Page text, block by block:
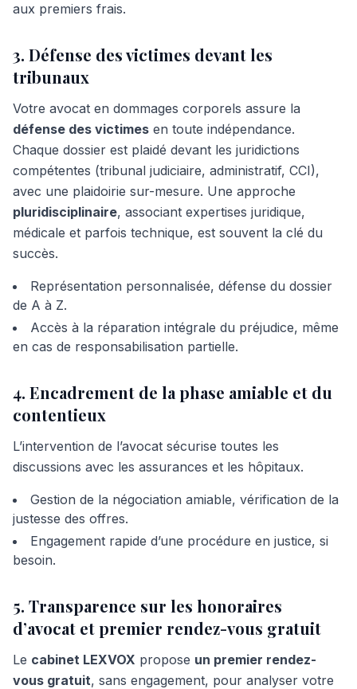
aux premiers frais.
3. Défense des victimes devant les
tribunaux
Votre avocat en dommages corporels assure la
défense des victimes en toute indépendance.
Chaque dossier est plaidé devant les juridictions
compétentes (tribunal judiciaire, administratif, CCI),
avec une plaidoirie sur-mesure. Une approche
pluridisciplinaire, associant expertises juridique,
médicale et parfois technique, est souvent la clé du
succès.
Représentation personnalisée, défense du dossier
de A à Z.
Accès à la réparation intégrale du préjudice, même
en cas de responsabilisation partielle.
4. Encadrement de la phase amiable et du
contentieux
L’intervention de l’avocat sécurise toutes les
discussions avec les assurances et les hôpitaux.
Gestion de la négociation amiable, vérification de la
justesse des offres.
Engagement rapide d’une procédure en justice, si
besoin.
5. Transparence sur les honoraires
d’avocat et premier rendez-vous gratuit
Le cabinet LEXVOX propose un premier rendez-
vous gratuit, sans engagement, pour analyser votre